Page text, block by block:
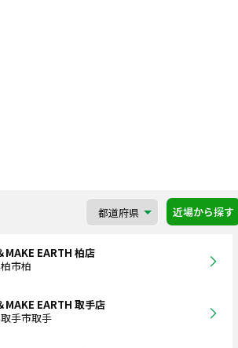
近場から探す
MAKE EARTH 柏店
市柏
MAKE EARTH 取手店
手市取手